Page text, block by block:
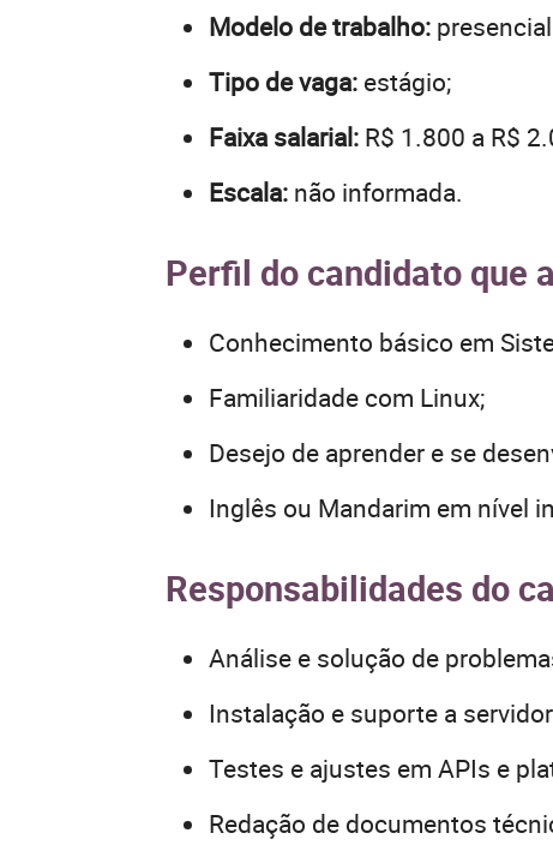
Modelo de trabalho:
Tipo de vaga: estágio;
Faixa salarial: R$ 1.800 a R$
Escala: não informada.
Perfil do candidato que
Conhecimento básico em
Familiaridade com Linux;
Desejo de aprender e se
Inglês ou Mandarim em nível
Responsabilidades do
Análise e solução de
Instalação e suporte a
Testes e ajustes em APIs e
Redação de documentos